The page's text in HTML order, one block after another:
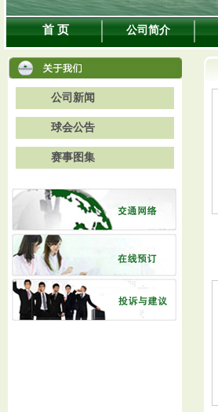
首 页 公司简介
公司新闻
球会公告
赛事图集